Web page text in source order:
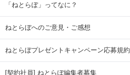
「ねとらぼ」ってなに？
ねとらぼへのご意見・ご感想
ねとらぼプレゼントキャンペーン応募規約
[契約社員] ねとらぼ編集者募集